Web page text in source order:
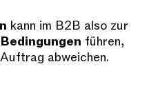
kann im B2B also zur
führen,
abweichen.